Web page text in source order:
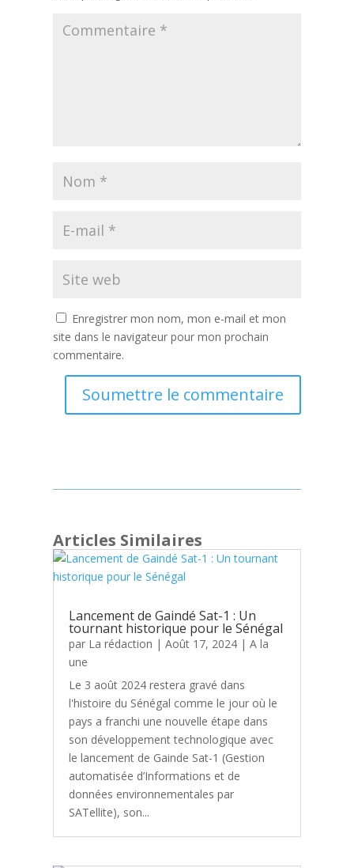
Enregistrer mon nom, mon e-mail et mon
site dans le navigateur pour mon prochain
commentaire.
Soumettre le commentaire
Articles Similaires
Lancement de Gaindé Sat-1 : Un
tournant historique pour le Sénégal
par La rédaction |Août 17, 2024 |A la
une
Le 3 août 2024 restera gravé dans
l'histoire du Sénégal comme le jour où le
pays a franchi une nouvelle étape dans
son développement technologique avec
le lancement de Gainde Sat-1 (Gestion
automatisée d’Informations et de
données environnementales par
SATellite), son...